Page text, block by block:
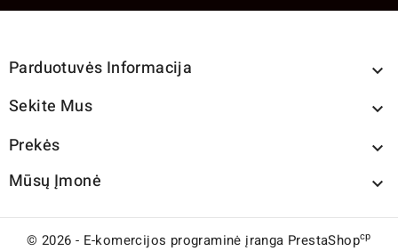
Parduotuvės Informacija 
Sekite Mus 
Prekės 
Mūsų Įmonė 
© 2026 - E-komercijos programinė įranga PrestaShopcp